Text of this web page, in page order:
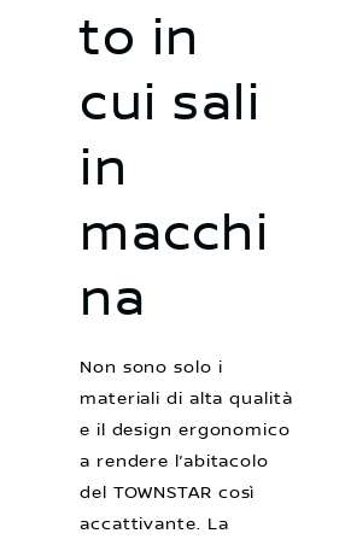
to in
cui sali
in
macchi
na
Non sono solo i
materiali di alta qualità
e il design ergonomico
a rendere l’abitacolo
del TOWNSTAR così
accattivante. La